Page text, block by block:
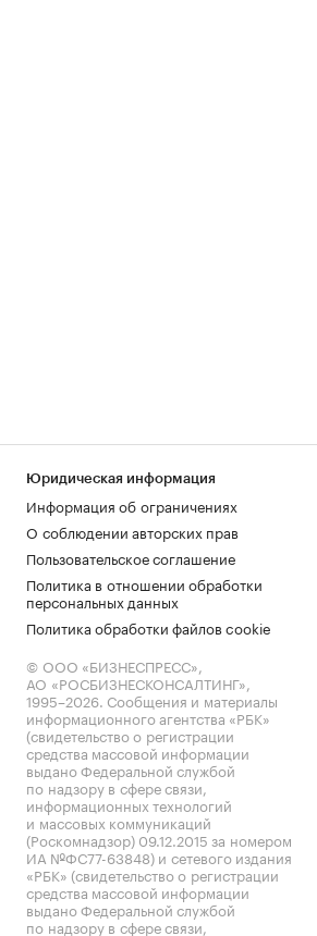
Юридическая информация
Информация об ограничениях
О соблюдении авторских прав
Пользовательское соглашение
Политика в отношении обработки
персональных данных
Политика обработки файлов cookie
© ООО «БИЗНЕСПРЕСС»,
АО «РОСБИЗНЕСКОНСАЛТИНГ»,
1995–2026. Сообщения и материалы
информационного агентства «РБК»
(свидетельство о регистрации
средства массовой информации
выдано Федеральной службой
по надзору в сфере связи,
информационных технологий
и массовых коммуникаций
(Роскомнадзор) 09.12.2015 за номером
ИА №ФС77-63848) и сетевого издания
«РБК» (свидетельство о регистрации
средства массовой информации
выдано Федеральной службой
по надзору в сфере связи,